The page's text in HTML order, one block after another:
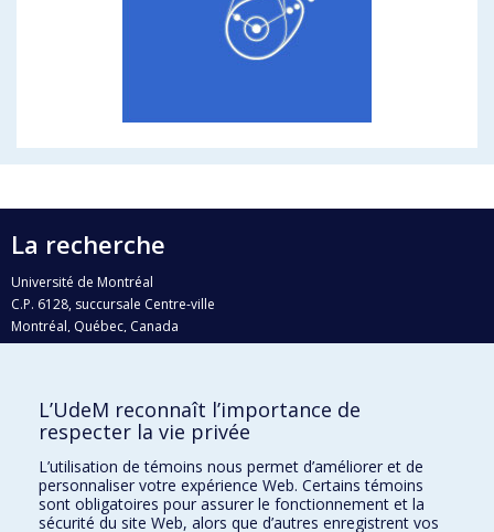
La recherche
Université de Montréal
C.P. 6128, succursale Centre-ville
Montréal, Québec, Canada
H3C 3J7
Qui fait quoi?
Nous trouver
Plan du site
L’UdeM reconnaît l’importance de
respecter la vie privée
L’utilisation de témoins nous permet d’améliorer et de
personnaliser votre expérience Web. Certains témoins
sont obligatoires pour assurer le fonctionnement et la
sécurité du site Web, alors que d’autres enregistrent vos